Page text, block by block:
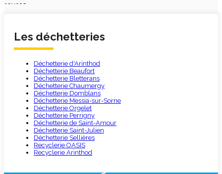
Les déchetteries
Déchetterie d'Arinthod
Déchetterie Beaufort
Déchetterie Bletterans
Déchetterie Chaumergy
Déchetterie Domblans
Déchetterie Messia-sur-Sorne
Déchetterie Orgelet
Déchetterie Perrigny
Déchetterie de Saint-Amour
Déchetterie Saint-Julien
Déchetterie Sellières
Recyclerie OASIS
Recyclerie Arinthod